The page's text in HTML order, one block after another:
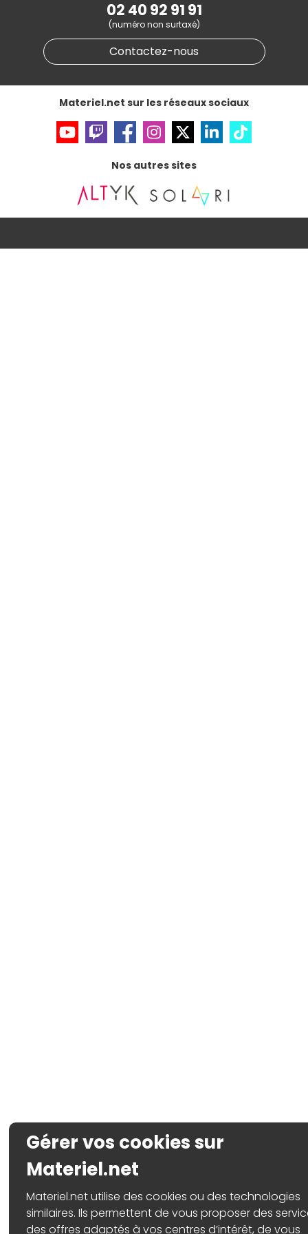
Informations légales
Données personnellesetcookies
Gérer vos cookies
Accessibilité : non conforme
02 40 92 91 91
(numéro non surtaxé)
Contactez-nous
Materiel.net sur les réseaux sociaux
Nos autres sites
Gérer vos cookies sur
Materiel.net
Materiel.net utilise des cookies ou des technologies
similaires. Ils permettent de vous proposer des
des offres adaptés à vos centres d’intérêt, de vous